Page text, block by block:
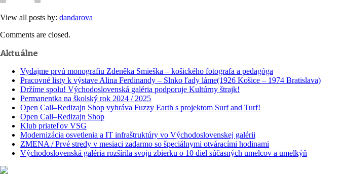
View all posts by: dandarova
Comments are closed.
Aktuálne
Vydajme prvú monografiu Zdeněka Smieška – košického fotografa a pedagóga
Pracovné listy k výstave Alina Ferdinandy – Slnko ľady láme(1926 Košice – 1974 Bratislava)
Držíme spolu! Východoslovenská galéria podporuje Kultúrny štrajk!
Permanentka na školský rok 2024 / 2025
Open Call–Redizajn Shop vyhráva Fuzzy Earth s projektom Surf and Turf!
Open Call–Redizajn Shop
Klub priateľov VSG
Modernizácia osvetlenia a IT infraštruktúry vo Východoslovenskej galérii
ZMENA / Prvé stredy v mesiaci zadarmo so špeciálnymi otváracími hodinami
Východoslovenská galéria rozšírila svoju zbierku o 10 diel súčasných umelcov a umelkýň